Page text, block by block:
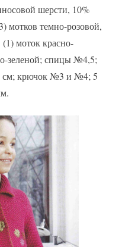
шерсти, 10%
мотков темно-розовой,
моток красно-
зеленой; спицы №4,5;
см; крючок №3 и №4; 5